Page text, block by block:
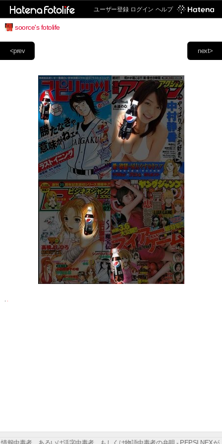
ユーザー登録 ログイン ヘルプ
soorce's fotolife
next>
<prev
情報中毒者、あるいは活字中毒者、もしくは物語中毒者の弁明 - PEPSI NEXが